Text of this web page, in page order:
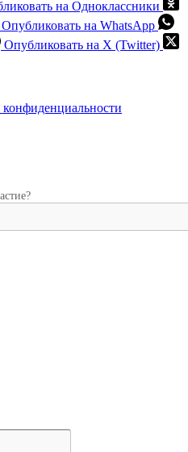
на Одноклассники
Опубликовать на WhatsApp
Опубликовать на X (Twitter)